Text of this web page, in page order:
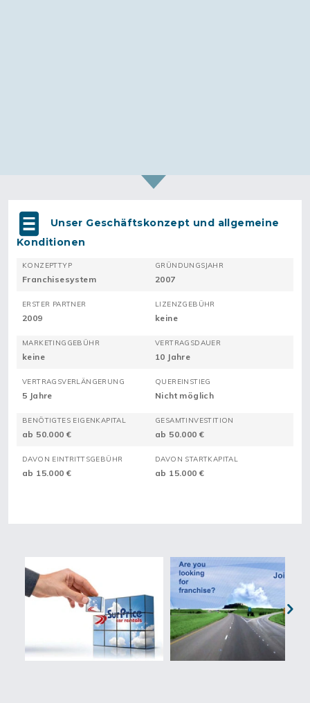
Unser Geschäftskonzept und allgemeine
Konditionen
KONZEPTTYP
Franchisesystem
GRÜNDUNGSJAHR
2007
ERSTER PARTNER
2009
LIZENZGEBÜHR
keine
MARKETINGGEBÜHR
keine
VERTRAGSDAUER
10 Jahre
VERTRAGSVERLÄNGERUNG
5 Jahre
QUEREINSTIEG
Nicht möglich
BENÖTIGTES EIGENKAPITAL
ab 50.000 €
GESAMTINVESTITION
ab 50.000 €
DAVON EINTRITTSGEBÜHR
ab 15.000 €
DAVON STARTKAPITAL
ab 15.000 €
Next